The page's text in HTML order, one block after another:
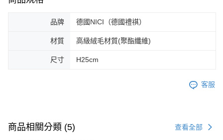
品牌 德國NICI（德國禮祺）
材質 高級絨毛材質(聚酯纖維)
尺寸 H25cm
客服
商品相關分類 (5) 查看全部